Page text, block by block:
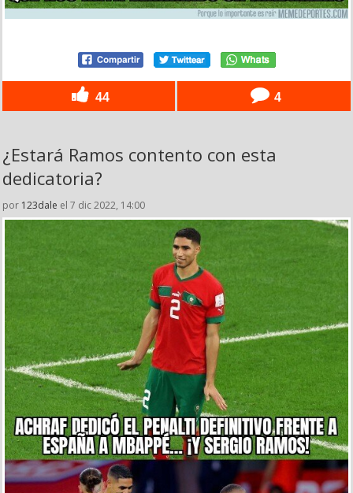
44 4
¿Estará Ramos contento con esta
dedicatoria?
por 123dale el 7 dic 2022, 14:00